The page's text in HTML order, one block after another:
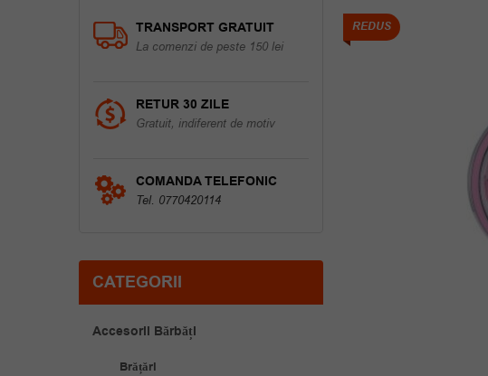
REDUS
TRANSPORT GRATUIT
La comenzi de peste 150 lei
RETUR 30 ZILE
Gratuit, indiferent de motiv
COMANDA TELEFONIC
Tel. 0770420114
CATEGORII
Accesorii Bărbăți
Brățări